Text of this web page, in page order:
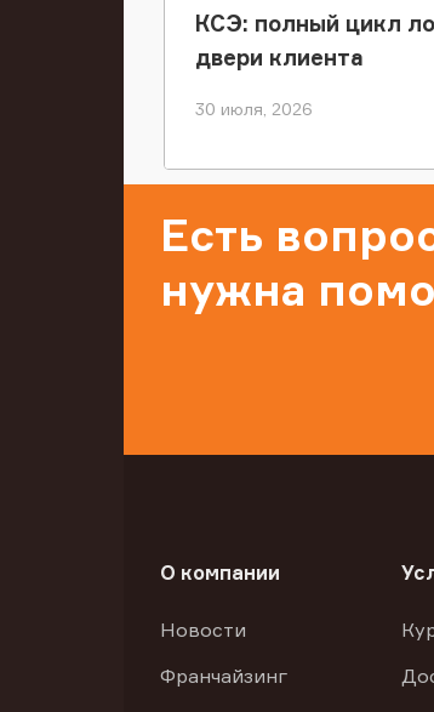
КСЭ: полный цикл
двери клиента
30 июля, 2026
Есть
нужна
О компании
Новости
Франчайзинг